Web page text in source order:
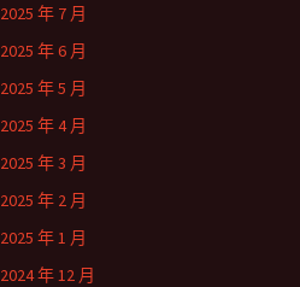
2025 年 7 月
2025 年 6 月
2025 年 5 月
2025 年 4 月
2025 年 3 月
2025 年 2 月
2025 年 1 月
2024 年 12 月